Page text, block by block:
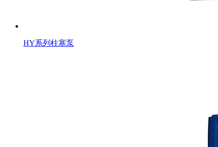
HY系列柱塞泵